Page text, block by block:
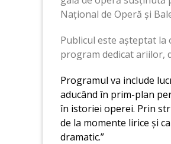
Național de Operă și
Publicul este așteptat
program dedicat ariilor,
Programul va include
aducând în prim-plan
în istoriei operei. Prin
de la momente lirice și
dramatic.”